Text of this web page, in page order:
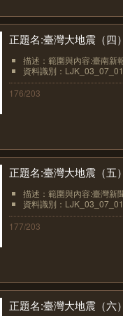
正題名:臺灣大地震（四
描述：範圍與內容:臺南新
資料識別：
176/203
正題名:臺灣大地震（五
描述：範圍與內容:臺灣新
資料識別：
177/203
正題名:臺灣大地震（六